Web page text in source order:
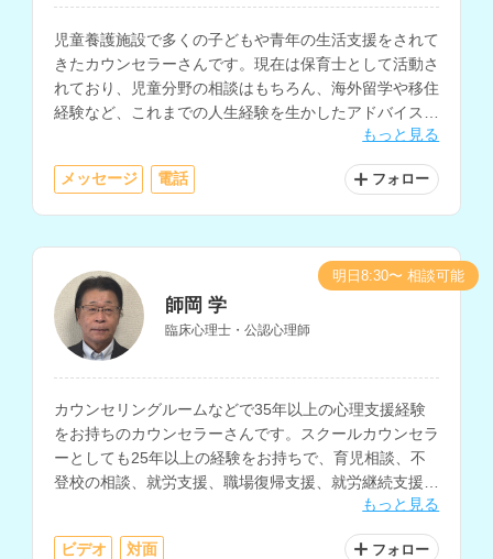
児童養護施設で多くの子どもや青年の生活支援をされて
きたカウンセラーさんです。現在は保育士として活動さ
れており、児童分野の相談はもちろん、海外留学や移住
経験など、これまでの人生経験を生かしたアドバイスも
可能です。ファイナンシャルプランナーの資格をお持ち
で、お金に関する相談もしていただけます。
もっと見る
メッセージ 電話 フォロー
師岡 学
臨床心理士・公認心理師
カウンセリングルームなどで35年以上の心理支援経験
をお持ちのカウンセラーさんです。スクールカウンセラ
ーとしても25年以上の経験をお持ちで、育児相談、不
登校の相談、就労支援、職場復帰支援、就労継続支援な
もっと見る
ビデオ 対面 フォロー
明日8:30〜 相談可能